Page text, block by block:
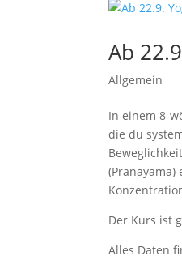
Ab
Allgemein
In einem 8-
die du
Der Kurs ist
Alles Daten